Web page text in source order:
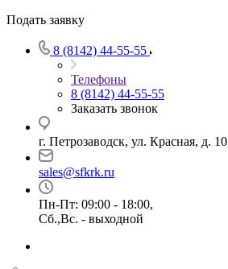
Подать заявку
8 (8142) 44-55-55
Телефоны
8 (8142) 44-55-55
Заказать звонок
г. Петрозаводск, ул. Красная, д. 10
sales@sfkrk.ru
Пн-Пт: 09:00 - 18:00,
Сб.,Вс. - выходной